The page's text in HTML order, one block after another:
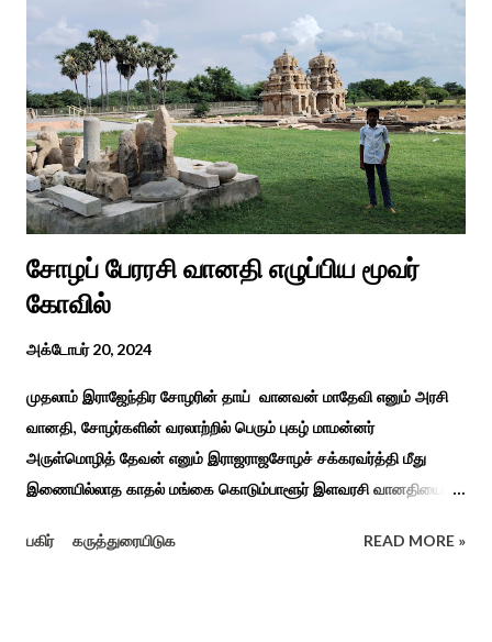
பல்கலைக்கழகத்தின் சிறப்புக் கல்வி மற்றும் மறுவாழ்வு அறிவியல்
துறை, மற்றும் டாக்டர் அழகப்பா கல்வி அறிவியல் நிறுவனம் , மற்றும்
காரைக்குடி ஹெரிடேஜ் ரோட்டரி கிளப், மற்றும் மாற்றுத்
திறனாளிகளுக்கான மல்டிமோடல் மெட்டீரியல் உற்பத்திக்கான மையம்,
மற்றும் ஐடி மற்றும் ஆட்டிசத்திற்கான அழகப்பா பல்கலைக்கழக
சிறப்புப் பள்ளி சார்பில் இந்த ஆணடு விழா சர்வதேச மாற்று...
சோழப் பேரரசி வானதி எழுப்பிய மூவர்
கோவில்
அக்டோபர் 20, 2024
முதலாம் இராஜேந்திர சோழரின் தாய் வானவன் மாதேவி எனும் அரசி
வானதி, சோழர்களின் வரலாற்றில் பெரும் புகழ் மாமன்னர்
அருள்மொழித் தேவன் எனும் இராஜராஜசோழச் சக்கரவர்த்தி மீது
இணையில்லாத காதல் மங்கை கொடும்பாளூர் இளவரசி வானதியை
கடற்படையின் பரப்பை இலங்கை வரை சென்று வென்று வந்த
பகிர் கருத்துரையிடுக READ MORE »